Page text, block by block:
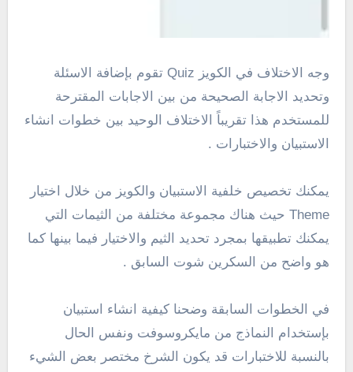
وجه الاختلاف في الكويز Quiz تقوم بإضافة الاسئلة
وتحديد الاجابة الصحيحة من بين الاجابات المقترحة
للمستخدم هذا تقريباً الاختلاف الوحيد بين خطوات انشاء
الاستبيان والاختبارات .
يمكنك تخصيص خلفية الاستبيان والكويز من خلال اختيار
Theme حيث هناك مجموعة مختلفة من الثيمات التي
يمكنك تطبيقها بمجرد تحديد الثيم والاختيار فيما بينها كما
هو واضح من السكرين شوت السابق .
في الخطوات السابقة وضحنا كيفية انشاء استبيان
بإستخدام النماذج من مايكروسوفت ونفس الحال
بالنسبة للاختبارات قد يكون الشرخ مختصر بعض الشيء